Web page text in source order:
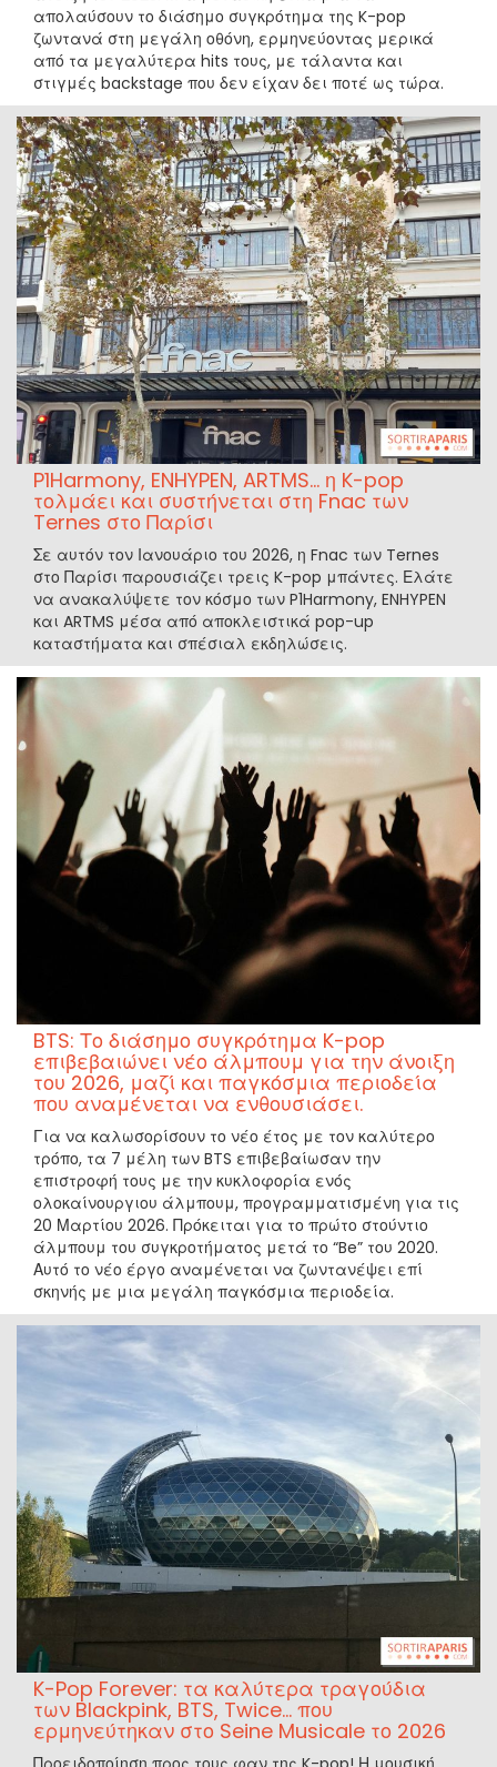
απολαύσουν το διάσημο συγκρότημα της K-pop
ζωντανά στη μεγάλη οθόνη, ερμηνεύοντας μερικά
από τα μεγαλύτερα hits τους, με τάλαντα και
στιγμές backstage που δεν είχαν δει ποτέ ως τώρα.
P1Harmony, ENHYPEN, ARTMS... η K-pop
τολμάει και συστήνεται στη Fnac των
Ternes στο Παρίσι
Σε αυτόν τον Ιανουάριο του 2026, η Fnac των Ternes
στο Παρίσι παρουσιάζει τρεις K-pop μπάντες. Ελάτε
να ανακαλύψετε τον κόσμο των P1Harmony, ENHYPEN
και ARTMS μέσα από αποκλειστικά pop-up
καταστήματα και σπέσιαλ εκδηλώσεις.
BTS: Το διάσημο συγκρότημα K-pop
επιβεβαιώνει νέο άλμπουμ για την άνοιξη
του 2026, μαζί και παγκόσμια περιοδεία
που αναμένεται να ενθουσιάσει.
Για να καλωσορίσουν το νέο έτος με τον καλύτερο
τρόπο, τα 7 μέλη των BTS επιβεβαίωσαν την
επιστροφή τους με την κυκλοφορία ενός
ολοκαίνουργιου άλμπουμ, προγραμματισμένη για τις
20 Μαρτίου 2026. Πρόκειται για το πρώτο στούντιο
άλμπουμ του συγκροτήματος μετά το “Be” του 2020.
Αυτό το νέο έργο αναμένεται να ζωντανέψει επί
σκηνής με μια μεγάλη παγκόσμια περιοδεία.
K-Pop Forever: τα καλύτερα τραγούδια
των Blackpink, BTS, Twice… που
ερμηνεύτηκαν στο Seine Musicale το 2026